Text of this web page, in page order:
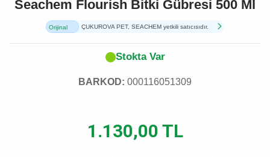
Seachem Flourish Bitki Gübresi 500 Ml
Orijinal
ÇUKUROVA PET, SEACHEM yetkili satıcısıdır.
Stokta Var
BARKOD: 000116051309
1.130,00 TL